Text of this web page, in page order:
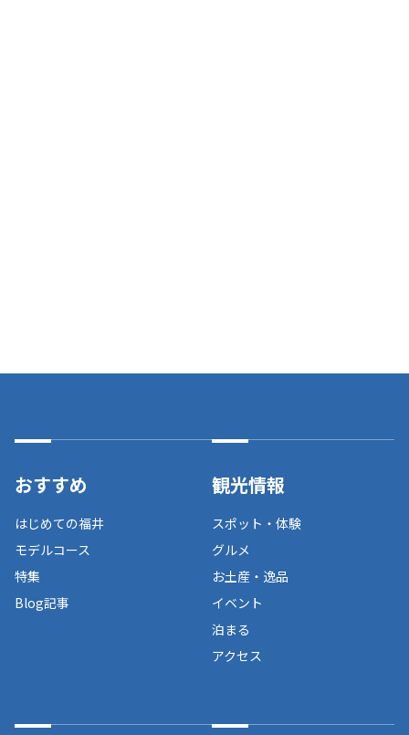
おすすめ
はじめての福井
モデルコース
特集
Blog記事
観光情報
スポット・体験
グルメ
お土産・逸品
イベント
泊まる
アクセス